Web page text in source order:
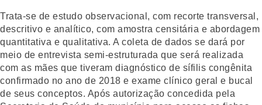
Trata-se de estudo observacional, com recorte transversal,
descritivo e analítico, com amostra censitária e abordagem
quantitativa e qualitativa. A coleta de dados se dará por
meio de entrevista semi-estruturada que será realizada
com as mães que tiveram diagnóstico de sífilis congênita
confirmado no ano de 2018 e exame clínico geral e bucal
de seus conceptos. Após autorização concedida pela